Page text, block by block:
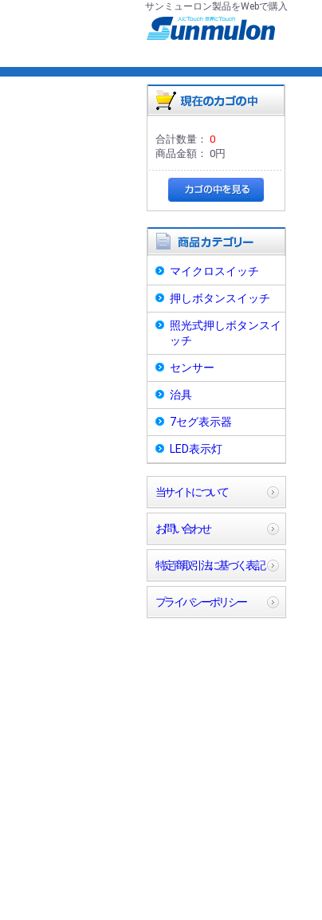
サンミューロン製品をWebで購入
合計数量： 0
商品金額：
0円
マイクロスイッチ
押しボタンスイッチ
照光式押しボタンスイ
ッチ
センサー
治具
7セグ表示器
LED表示灯
当サイトについて
お問い合わせ
特定商取引法に基づく表記
プライバシーポリシー